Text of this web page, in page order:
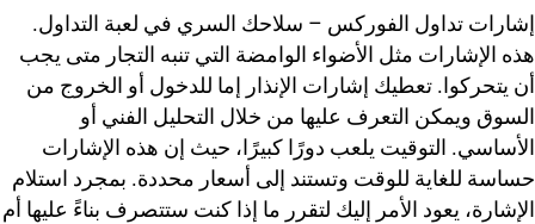
إشارات تداول الفوركس – سلاحك السري في لعبة التداول.
هذه الإشارات مثل الأضواء الوامضة التي تنبه التجار متى يجب
أن يتحركوا. تعطيك إشارات الإنذار إما للدخول أو الخروج من
السوق ويمكن التعرف عليها من خلال التحليل الفني أو
الأساسي. التوقيت يلعب دورًا كبيرًا، حيث إن هذه الإشارات
حساسة للغاية للوقت وتستند إلى أسعار محددة. بمجرد استلام
الإشارة، يعود الأمر إليك لتقرر ما إذا كنت ستتصرف بناءً عليها أم